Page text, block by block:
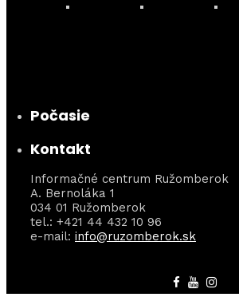
Počasie
Kontakt
Informačné centrum Ružomberok
A. Bernoláka 1
034 01 Ružomberok
tel.: +421 44 432 10 96
e-mail: info@ruzomberok.sk